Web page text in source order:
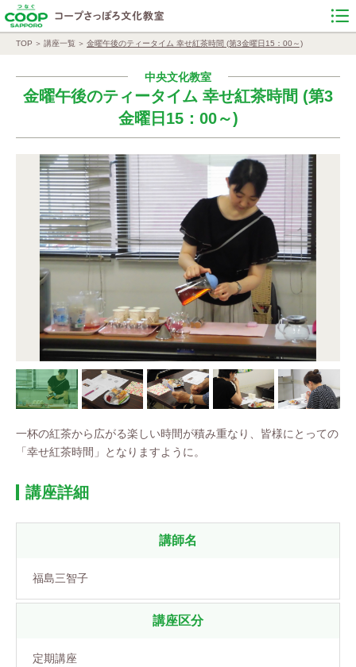
TOP 講座一覧 金曜午後のティータイム 幸せ紅茶時間 (第3金曜日15：00～)
中央文化教室
金曜午後のティータイム 幸せ紅茶時間 (第3
金曜日15：00～)
一杯の紅茶から広がる楽しい時間が積み重なり、皆様にとっての
「幸せ紅茶時間」となりますように。
講座詳細
講師名
福島三智子
講座区分
定期講座